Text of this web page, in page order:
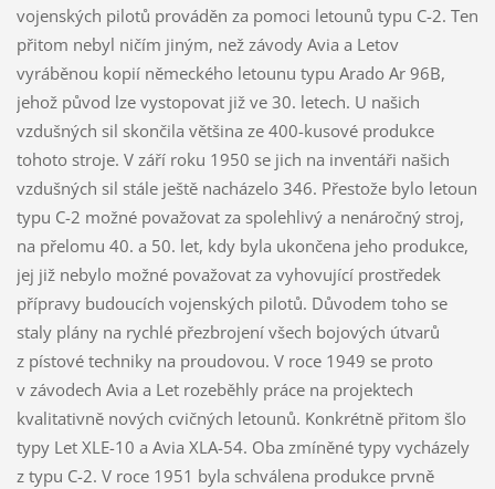
vojenských pilotů prováděn za pomoci letounů typu C-2. Ten
přitom nebyl ničím jiným, než závody Avia a Letov
vyráběnou kopií německého letounu typu Arado Ar 96B,
jehož původ lze vystopovat již ve 30. letech. U našich
vzdušných sil skončila většina ze 400-kusové produkce
tohoto stroje. V září roku 1950 se jich na inventáři našich
vzdušných sil stále ještě nacházelo 346. Přestože bylo letoun
typu C-2 možné považovat za spolehlivý a nenáročný stroj,
na přelomu 40. a 50. let, kdy byla ukončena jeho produkce,
jej již nebylo možné považovat za vyhovující prostředek
přípravy budoucích vojenských pilotů. Důvodem toho se
staly plány na rychlé přezbrojení všech bojových útvarů
z pístové techniky na proudovou. V roce 1949 se proto
v závodech Avia a Let rozeběhly práce na projektech
kvalitativně nových cvičných letounů. Konkrétně přitom šlo
typy Let XLE-10 a Avia XLA-54. Oba zmíněné typy vycházely
z typu C-2. V roce 1951 byla schválena produkce prvně